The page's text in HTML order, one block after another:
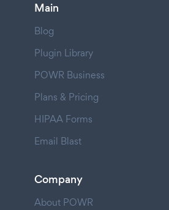
Main
Blog
Plugin Library
POWR Business
Plans & Pricing
HIPAA Forms
Email Blast
Company
About POWR